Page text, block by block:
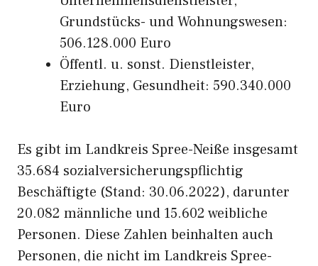
Grundstücks- und Wohnungswesen:
506.128.000 Euro
Öffentl. u. sonst. Dienstleister,
Erziehung, Gesundheit: 590.340.000
Euro
Es gibt im Landkreis Spree-Neiße insgesamt
35.684 sozialversicherungspflichtig
Beschäftigte (Stand: 30.06.2022), darunter
20.082 männliche und 15.602 weibliche
Personen. Diese Zahlen beinhalten auch
Personen, die nicht im Landkreis Spree-